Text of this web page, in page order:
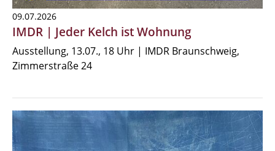
09.07.2026
IMDR | Jeder Kelch ist Wohnung
Ausstellung, 13.07., 18 Uhr | IMDR Braunschweig,
Zimmerstraße 24